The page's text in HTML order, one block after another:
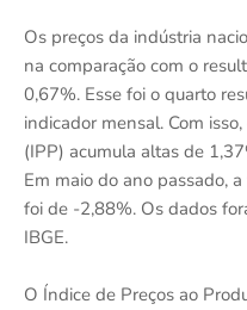
Os preços da indústria
na comparação com o
0,67%. Esse foi o quarto
indicador mensal. Com
(IPP) acumula altas de
Em maio do ano passado,
foi de -2,88%. Os dados
IBGE.
O Índice de Preços ao